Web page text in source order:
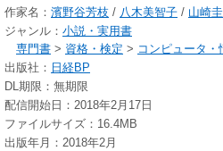
援士試験の合格を目指す方は、ぜひご一
作家名： 濱野谷芳枝 / 八木美智子 / 山崎
ジャンル： 小説・実用書
専門書 > 資格・検定 > コンピュータ・
出版社： 日経BP
DL期限：無期限
配信開始日：2018年2月17日
ファイルサイズ：16.4MB
出版年月：2018年2月